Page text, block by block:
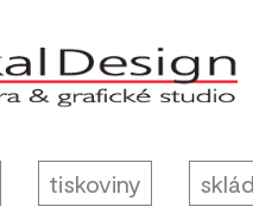
tiskoviny